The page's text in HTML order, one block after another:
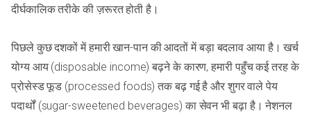
दीर्घकालिक तरीके की ज़रूरत होती है।
पिछले कुछ दशकों में हमारी खान-पान की आदतों में बड़ा बदलाव आया है। खर्च
योग्य आय (disposable income) बढ़ने के कारण, हमारी पहुँच कई तरह के
प्रोसेस्ड फूड (processed foods) तक बढ़ गई है और शुगर वाले पेय
पदार्थों (sugar-sweetened beverages) का सेवन भी बढ़ा है। नेशनल